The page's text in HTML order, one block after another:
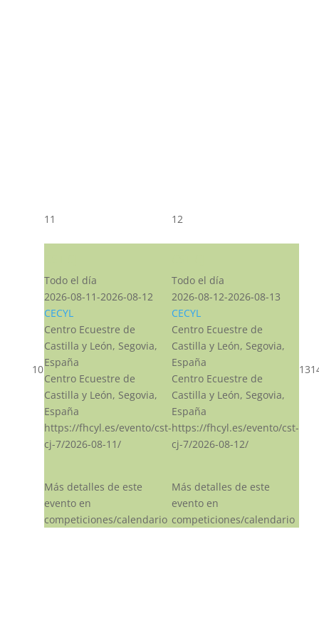
10
11
Todo el día
2026-08-11-2026-08-12
CECYL
Centro Ecuestre de
Castilla y León, Segovia,
España
Centro Ecuestre de
Castilla y León, Segovia,
España
https://fhcyl.es/evento/cst-
cj-7/2026-08-11/
Más detalles de este
evento en
competiciones/calendario
12
Todo el día
2026-08-12-2026-08-13
CECYL
Centro Ecuestre de
Castilla y León, Segovia,
España
Centro Ecuestre de
Castilla y León, Segovia,
España
https://fhcyl.es/evento/cst-
cj-7/2026-08-12/
Más detalles de este
evento en
competiciones/calendario
13